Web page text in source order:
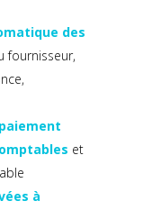
des
fournisseur,
et
à